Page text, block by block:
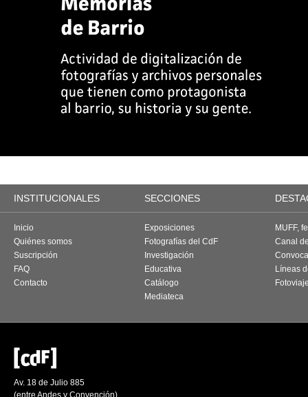
INSTITUCIONALES SECCIONES
Inicio
Quiénes somos
Suscripción
FAQ
Contacto
Exposiciones
Fotografías del CdF
Investigación
Educativa
Catálogo
Mediateca
MUFF,
Canal
Líneas
Av. 18 de Julio 885
(entre Andes y Convención)